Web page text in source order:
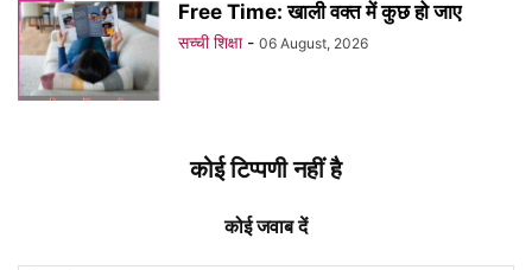
Free Time: खाली वक्त में कुछ हो जाए
सच्ची शिक्षा - 06 August, 2026
कोई टिप्पणी नहीं है
कोई जवाब दें